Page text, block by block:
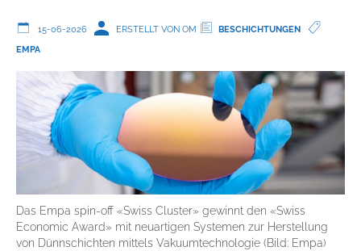
15-06-2026 ERSTELLT VON OM
BESCHICHTUNGEN
EMPA
Das Empa spin-off «Swiss Cluster» gewinnt den «Swiss
Economic Award» mit neuartigen Systemen zur Herstellung
von Dünnschichten mittels Vakuumtechnologie (Bild: Empa)